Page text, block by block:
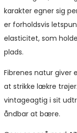
karakter egner sig
er forholdsvis
elasticitet, som
plads.
Fibrenes natur giver
at strikke lækre
vintageagtig i sit
åndbar at bære.